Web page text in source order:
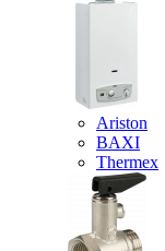
Ariston
BAXI
Thermex